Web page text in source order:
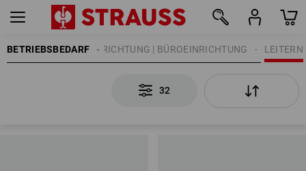
BETRIEBSBEDARF LEITERN
WERKSTATTEINRICHTUNG | BÜROEINRICHTUNG
32